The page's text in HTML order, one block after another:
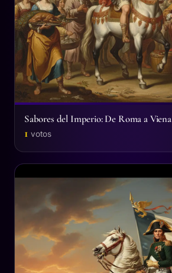
Sabores del Imperio: De Roma a Viena
1 votos